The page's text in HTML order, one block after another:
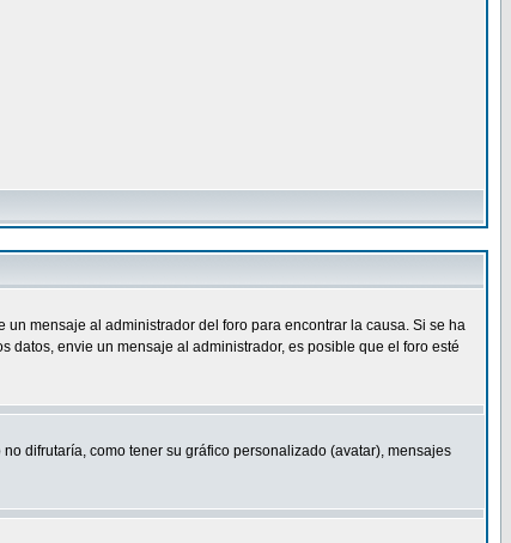
mensaje al administrador del foro para encontrar la causa. Si se ha
envie un mensaje al administrador, es posible que el foro esté
difrutaría, como tener su gráfico personalizado (avatar), mensajes